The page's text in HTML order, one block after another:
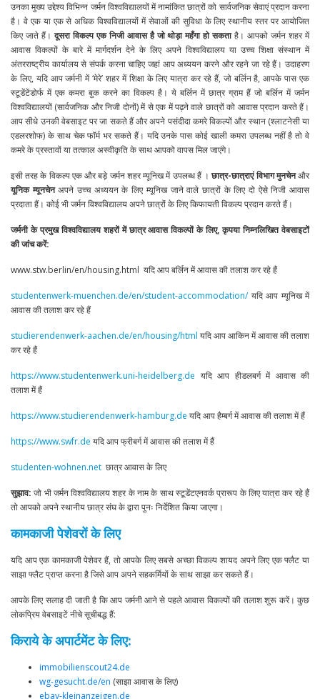
उनका मुख्य उद्देश्य विभिन्न जर्मन विश्वविद्यालयों में नामांकित छात्रों को सार्वजनिक सेवाएं प्रदान करना
है। वे एक या एक से अधिक विश्वविद्यालयों में सेवाओं की सुविधा के लिए स्थानीय स्तर पर आयोजित
किए जाते हैं। दूसरा विकल्प एक निजी आवास है जो थोड़ा महँगा हो सकताहै। आपको जर्मन शहर में
आवास विकल्पों के बारे में मार्गदर्शन देने के लिए अपने विश्वविद्यालय या उच्च शिक्षा संस्थान में
अंतरराष्ट्रीय कार्यालय से संपर्क करना चाहिए जहां आप अध्ययन करने और रहने जा रहे हैं। उदाहरण
के लिए, यदि आप जर्मनी में ‘मेरे’ शहर में शिक्षा के लिए यात्रा कर रहे हैं, जो बर्लिन है, आपके पास एक
स्टूडेंटेंडोर्फ में एक कमरा बुक करने का विकल्प है। ये बर्लिन में छात्र ग्राम हैं जो बर्लिन में जर्मन
विश्वविद्यालयों (सार्वजनिक और निजी दोनों) में से एक में पढ़ने वाले छात्रों को आवास प्रदान करते हैं।
आप सीधे उनकी वेबसाइट पर जा सकते हैं और अपने पसंदीदा कमरे विकल्पों और स्थान (श्लाटनेसी या
एडलरशोफ) के साथ चेक फॉर्म भर सकते हैं। यदि उनके पास कोई खाली कमरा उपलब्ध नहीं है तो वे
कमरे के प्रस्तावों या तत्काल अस्वीकृति के साथ आपको वापस मिल जाएंगे।
इसी तरह के विकल्प एक और बड़े जर्मन शहर म्यूनिख में उपलब्ध हैं ।छात्र-छात्राएं विभाग मुनचेनऔर
यूनिक म्यूनचेनअपने उच्च अध्ययन के लिए म्यूनिख जाने वाले छात्रों के लिए दो ऐसे निजी आवास
प्रदाता हैं। कोई भी जर्मन विश्वविद्यालय अपने छात्रों के लिए किफायती विकल्प प्रदान करते हैं।
जर्मनी के प्रमुख विश्वविद्यालय शहरों में छात्र आवास विकल्पों के लिए, कृपया निम्नलिखित वेबसाइटों
की जांच करें:
www.stw.berlin/en/housing.html यदि आप बर्लिन में आवास की तलाश कर रहे हैं
studentenwerk-muenchen.de/en/student-accommodation/यदि आप म्यूनिख में
आवास की तलाश कर रहे हैं
studierendenwerk-aachen.de/en/housing/html यदि आप आकिन में आवास की तलाश
कर रहे हैं
https://www.studentenwerk.uni-heidelberg.de यदि आप हीडलबर्ग में आवास की
तलाश में हैं
https://www.studierendenwerk-hamburg.de यदि आप हैम्बर्ग में आवास की तलाश में हैं
https://www.swfr.de यदि आप फ्रीबर्ग में आवास की तलाश में हैं
studenten-wohnen.net छात्र आवास के लिए
सुझाव:जो भी जर्मन विश्वविद्यालय शहर के नाम के साथ स्टूडेंटएनवर्क प्रारूप के लिए यात्रा कर रहे हैं
तो आपको अपने स्थानीय छात्र संघ के द्वारा पुनः निर्देशित किया जाएगा।
कामकाजी पेशेवरों के लिए
यदि आप एक कामकाजी पेशेवर हैं, तो आपके लिए सबसे अच्छा विकल्प शायद अपने लिए एक फ्लैट या
साझा फ्लैट प्राप्त करना है जिसे आप अपने सहकर्मियों के साथ साझा कर सकते हैं।
आपके लिए सलाह दी जाती है कि आप जर्मनी आने से पहले आवास विकल्पों की तलाश शुरू करें। कुछ
लोकप्रिय वेबसाइटें नीचे सूचीबद्ध हैं:
किराये के अपार्टमेंट के लिए:
immobilienscout24.de
wg-gesucht.de/en (साझा आवास के लिए)
ebay-kleinanzeigen.de